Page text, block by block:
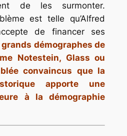
de les surmonter.
est telle qu’Alfred
de financer ses
grands démographes de
Notestein, Glass ou
convaincus que la
apporte une
à la démographie